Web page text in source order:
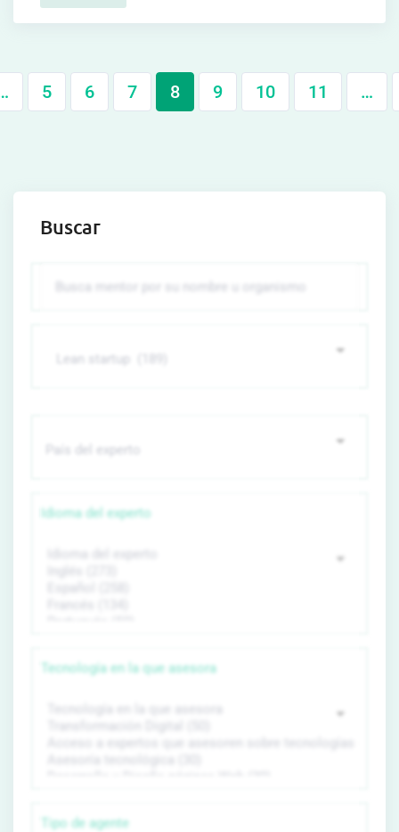
5 6 7 8 9 10 11 …
Buscar
Idioma del experto
Tecnología en la que asesora
Tipo de agente